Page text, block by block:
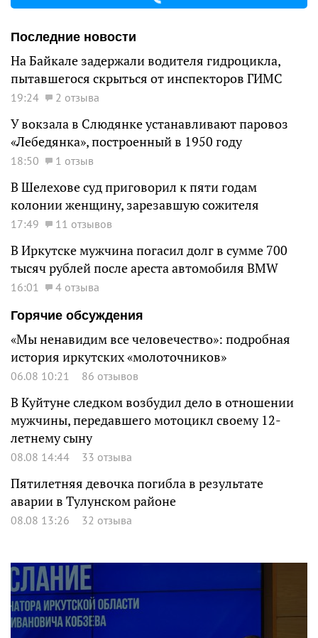
Последние новости
На Байкале задержали водителя гидроцикла,
пытавшегося скрыться от инспекторов ГИМС
19:24 2 отзыва
У вокзала в Слюдянке устанавливают паровоз
«Лебедянка», построенный в 1950 году
18:50 1 отзыв
В Шелехове суд приговорил к пяти годам
колонии женщину, зарезавшую сожителя
17:49 11 отзывов
В Иркутске мужчина погасил долг в сумме 700
тысяч рублей после ареста автомобиля BMW
16:01
4 отзыва
Горячие обсуждения
«Мы ненавидим все человечество»: подробная
история иркутских «молоточников»
06.08 10:21 86 отзывов
В Куйтуне следком возбудил дело в отношении
мужчины, передавшего мотоцикл своему 12-
летнему сыну
08.08 14:44 33 отзыва
Пятилетняя девочка погибла в результате
аварии в Тулунском районе
08.08 13:26 32 отзыва